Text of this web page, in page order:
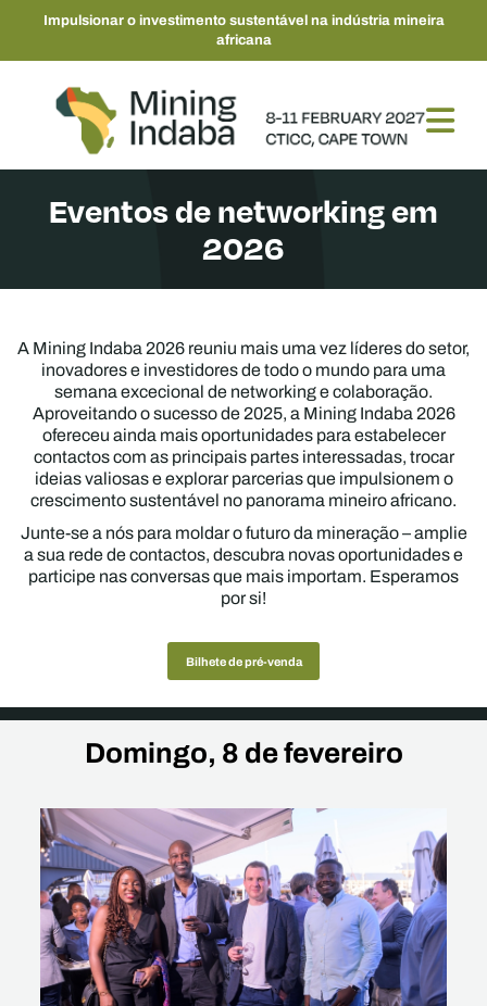
Impulsionar o investimento sustentável na indústria mineira
africana
Eventos de networking em
2026
A Mining Indaba 2026 reuniu mais uma vez líderes do setor,
inovadores e investidores de todo o mundo para uma
semana excecional de networking e colaboração.
Aproveitando o sucesso de 2025, a Mining Indaba 2026
ofereceu ainda mais oportunidades para estabelecer
contactos com as principais partes interessadas, trocar
ideias valiosas e explorar parcerias que impulsionem o
crescimento sustentável no panorama mineiro africano.
Junte-se a nós para moldar o futuro da mineração – amplie
a sua rede de contactos, descubra novas oportunidades e
participe nas conversas que mais importam. Esperamos
por si!
Bilhete de pré-venda
Domingo, 8 de fevereiro